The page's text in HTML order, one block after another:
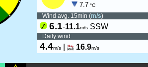
7.7 °C
Wind avg. 15min (m/s)
6.1-11.1m/s SSW
Daily wind
4.4m/s| 16.9m/s